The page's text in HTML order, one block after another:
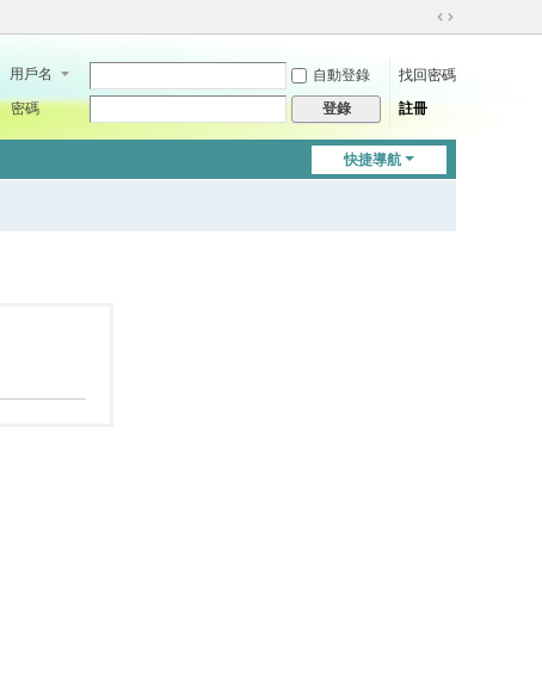
切
到
用戶名 自動登錄
找回密碼
密碼
登錄 註冊
快捷導航